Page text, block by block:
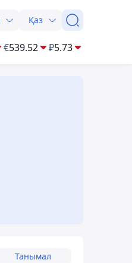
Қаз
€539.52 ₽5.73
Танымал